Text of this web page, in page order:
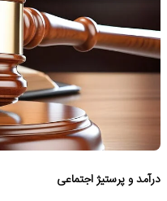
درآمد و پرستیژ اجتماعی